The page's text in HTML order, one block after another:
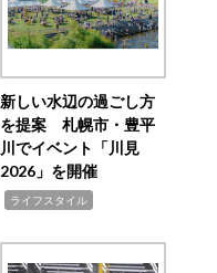
新しい水辺の過ごし方
を提案 札幌市・豊平
川でイベント「川見
2026」を開催
ライフスタイル